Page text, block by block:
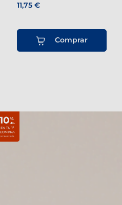
11,75 €
Comprar